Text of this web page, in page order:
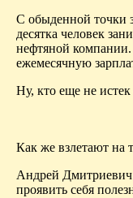
С обыденной точки
десятка человек
нефтяной компании.
ежемесячную
Ну, кто еще не
Как же взлетают на
Андрей Дмитриевич
проявить себя